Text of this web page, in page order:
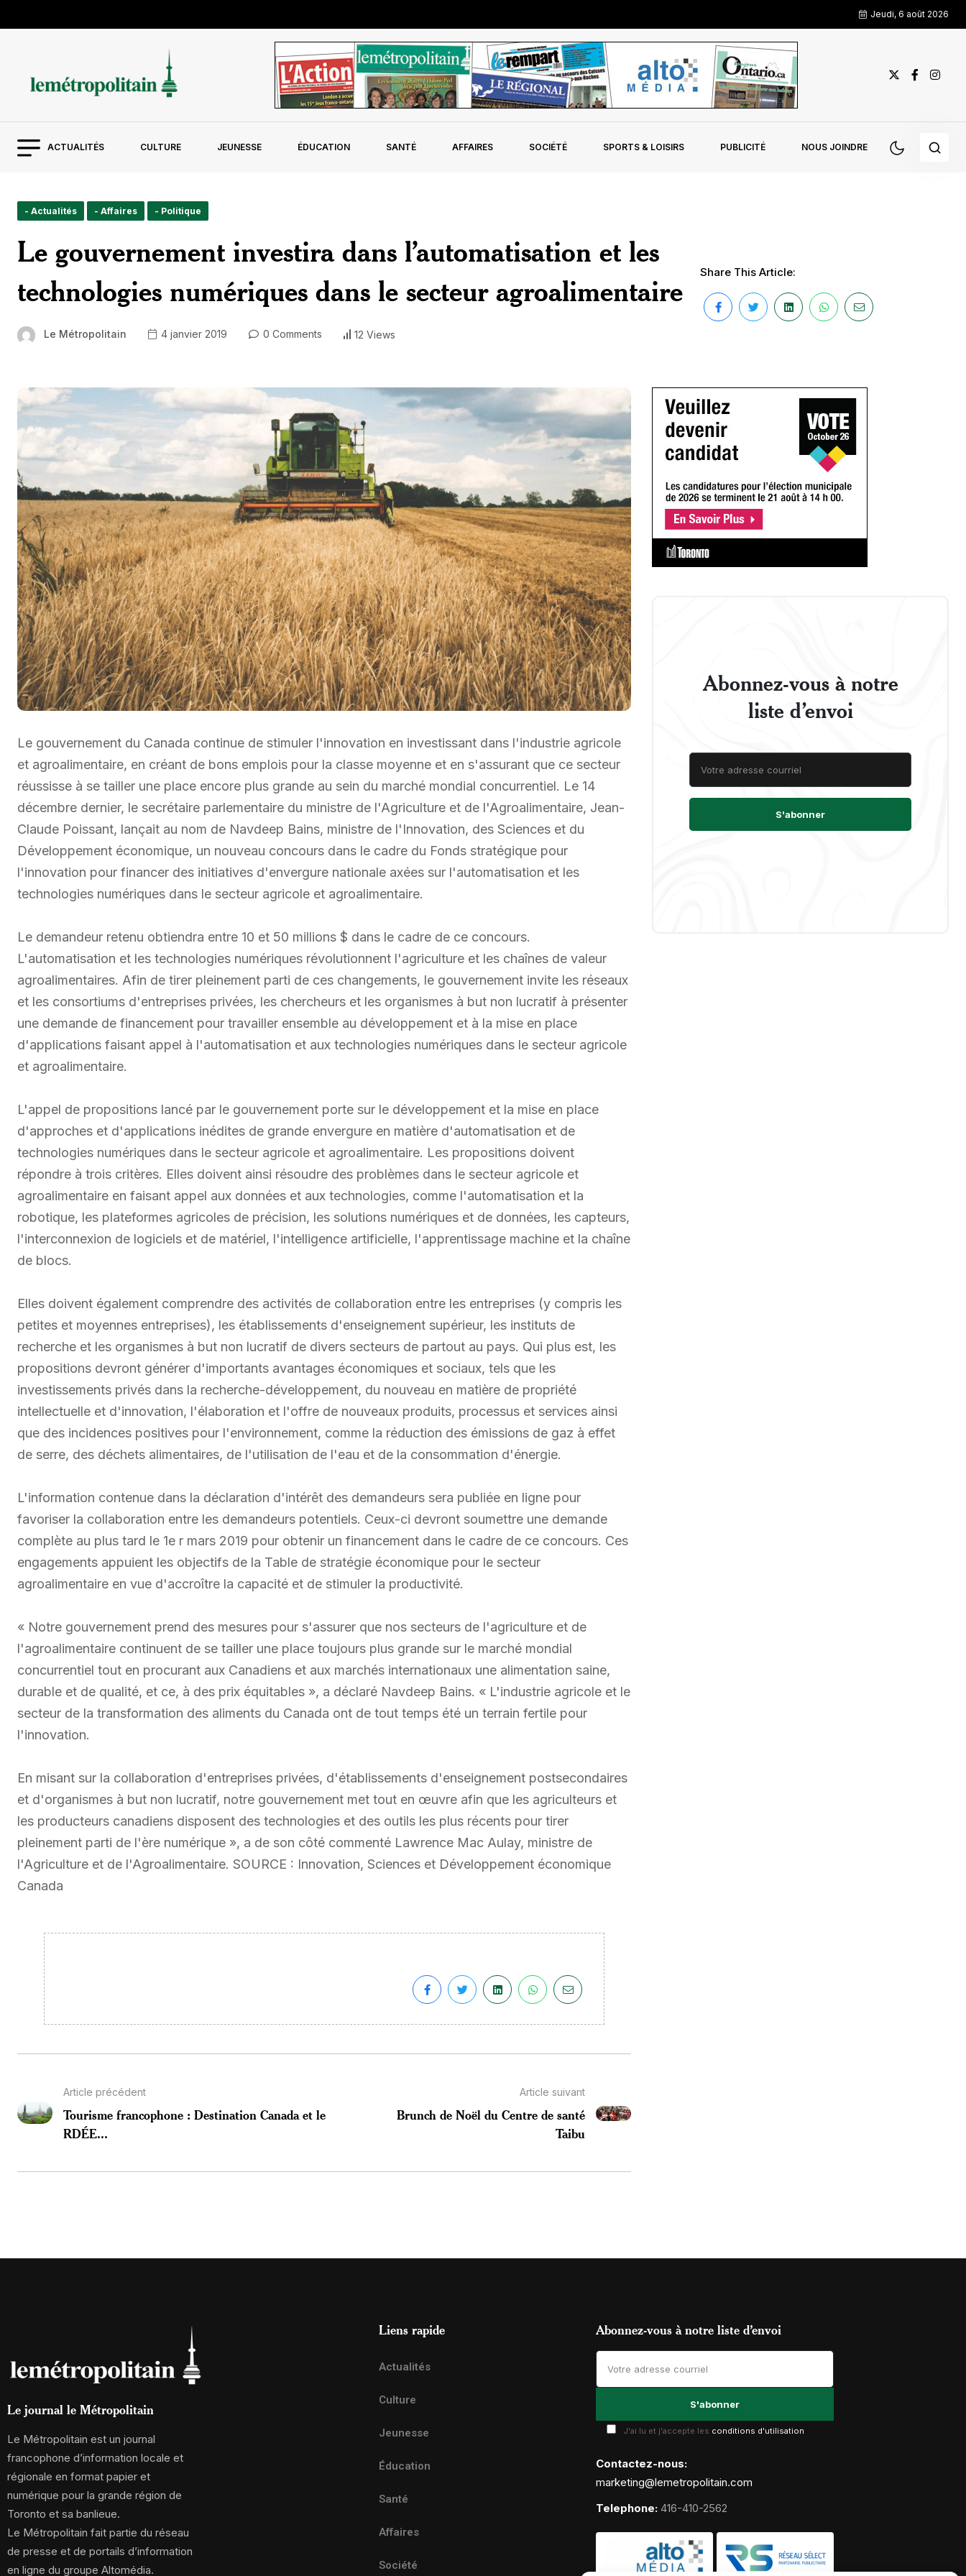
Jeudi, 6 août 2026
ACTUALITÉS CULTURE JEUNESSE ÉDUCATION SANTÉ AFFAIRES SOCIÉTÉ SPORTS & LOISIRS PUBLICITÉ NOUS JOINDRE
- Actualités - Affaires - Politique
Le gouvernement investira dans l’automatisation et les
technologies numériques dans le secteur agroalimentaire
Le Métropolitain 4 janvier 2019 0 Comments 12 Views
Share This Article:
Le gouvernement du Canada continue de stimuler l'innovation en investissant dans l'industrie agricole
et agroalimentaire, en créant de bons emplois pour la classe moyenne et en s'assurant que ce secteur
réussisse à se tailler une place encore plus grande au sein du marché mondial concurrentiel. Le 14
décembre dernier, le secrétaire parlementaire du ministre de l'Agriculture et de l'Agroalimentaire, Jean-
Claude Poissant, lançait au nom de Navdeep Bains, ministre de l'Innovation, des Sciences et du
Développement économique, un nouveau concours dans le cadre du Fonds stratégique pour
l'innovation pour financer des initiatives d'envergure nationale axées sur l'automatisation et les
technologies numériques dans le secteur agricole et agroalimentaire.
Le demandeur retenu obtiendra entre 10 et 50 millions $ dans le cadre de ce concours.
L'automatisation et les technologies numériques révolutionnent l'agriculture et les chaînes de valeur
agroalimentaires. Afin de tirer pleinement parti de ces changements, le gouvernement invite les réseaux
et les consortiums d'entreprises privées, les chercheurs et les organismes à but non lucratif à présenter
une demande de financement pour travailler ensemble au développement et à la mise en place
d'applications faisant appel à l'automatisation et aux technologies numériques dans le secteur agricole
et agroalimentaire.
L'appel de propositions lancé par le gouvernement porte sur le développement et la mise en place
d'approches et d'applications inédites de grande envergure en matière d'automatisation et de
technologies numériques dans le secteur agricole et agroalimentaire. Les propositions doivent
répondre à trois critères. Elles doivent ainsi résoudre des problèmes dans le secteur agricole et
agroalimentaire en faisant appel aux données et aux technologies, comme l'automatisation et la
robotique, les plateformes agricoles de précision, les solutions numériques et de données, les capteurs,
l'interconnexion de logiciels et de matériel, l'intelligence artificielle, l'apprentissage machine et la chaîne
de blocs.
Elles doivent également comprendre des activités de collaboration entre les entreprises (y compris les
petites et moyennes entreprises), les établissements d'enseignement supérieur, les instituts de
recherche et les organismes à but non lucratif de divers secteurs de partout au pays. Qui plus est, les
propositions devront générer d'importants avantages économiques et sociaux, tels que les
investissements privés dans la recherche-développement, du nouveau en matière de propriété
intellectuelle et d'innovation, l'élaboration et l'offre de nouveaux produits, processus et services ainsi
que des incidences positives pour l'environnement, comme la réduction des émissions de gaz à effet
de serre, des déchets alimentaires, de l'utilisation de l'eau et de la consommation d'énergie.
L'information contenue dans la déclaration d'intérêt des demandeurs sera publiée en ligne pour
favoriser la collaboration entre les demandeurs potentiels. Ceux-ci devront soumettre une demande
complète au plus tard le 1e r mars 2019 pour obtenir un financement dans le cadre de ce concours. Ces
engagements appuient les objectifs de la Table de stratégie économique pour le secteur
agroalimentaire en vue d'accroître la capacité et de stimuler la productivité.
« Notre gouvernement prend des mesures pour s'assurer que nos secteurs de l'agriculture et de
l'agroalimentaire continuent de se tailler une place toujours plus grande sur le marché mondial
concurrentiel tout en procurant aux Canadiens et aux marchés internationaux une alimentation saine,
durable et de qualité, et ce, à des prix équitables », a déclaré Navdeep Bains. « L'industrie agricole et le
secteur de la transformation des aliments du Canada ont de tout temps été un terrain fertile pour
l'innovation.
En misant sur la collaboration d'entreprises privées, d'établissements d'enseignement postsecondaires
et d'organismes à but non lucratif, notre gouvernement met tout en œuvre afin que les agriculteurs et
les producteurs canadiens disposent des technologies et des outils les plus récents pour tirer
pleinement parti de l'ère numérique », a de son côté commenté Lawrence Mac Aulay, ministre de
l'Agriculture et de l'Agroalimentaire. SOURCE : Innovation, Sciences et Développement économique
Canada
Article précédent
Tourisme francophone : Destination Canada et le
RDÉE...
Article suivant
Brunch de Noël du Centre de santé
Taibu
Abonnez-vous à notre
liste d’envoi
Le journal le Métropolitain
Le Métropolitain est un journal
francophone d’information locale et
régionale en format papier et
numérique pour la grande région de
Toronto et sa banlieue.
Le Métropolitain fait partie du réseau
de presse et de portails d’information
en ligne du groupe Altomédia.
Liens rapide
Actualités
Culture
Jeunesse
Éducation
Santé
Affaires
Société
Abonnez-vous à notre liste d’envoi
J'ai lu et j'accepte les conditions d'utilisation
Contactez-nous:
marketing@lemetropolitain.com
Telephone: 416-410-2562